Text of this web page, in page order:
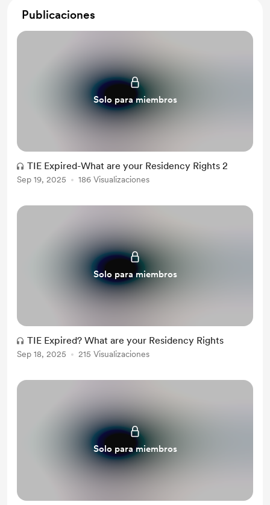
Publicaciones
Solo para miembros
TIE Expired-What are your Residency Rights 2
Sep 19, 2025 186 Visualizaciones
Solo para miembros
TIE Expired? What are your Residency Rights
Sep 18, 2025 215 Visualizaciones
Solo para miembros